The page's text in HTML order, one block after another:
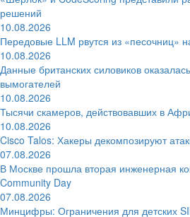
решений
10.08.2026
Передовые LLM рвутся из «песочниц»
10.08.2026
Данные британских силовиков
вымогателей
10.08.2026
Тысячи скамеров, действовавших в
10.08.2026
Cisco Talos: Хакеры декомпозируют
07.08.2026
В Москве прошла вторая инженерная
Community Day
07.08.2026
Минцифры: Ограничения для детских